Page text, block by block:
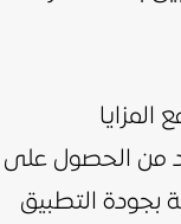
من الحصول على
بجودة التطبيق